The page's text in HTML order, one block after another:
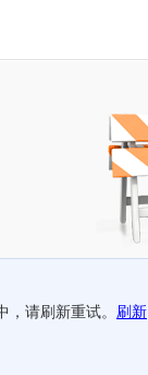
，请刷新重试。 刷新